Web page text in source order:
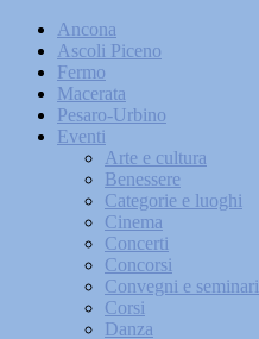
Ancona
Ascoli Piceno
Fermo
Macerata
Pesaro-Urbino
Eventi
Arte e cultura
Benessere
Categorie e luoghi
Cinema
Concerti
Concorsi
Convegni e seminari
Corsi
Danza